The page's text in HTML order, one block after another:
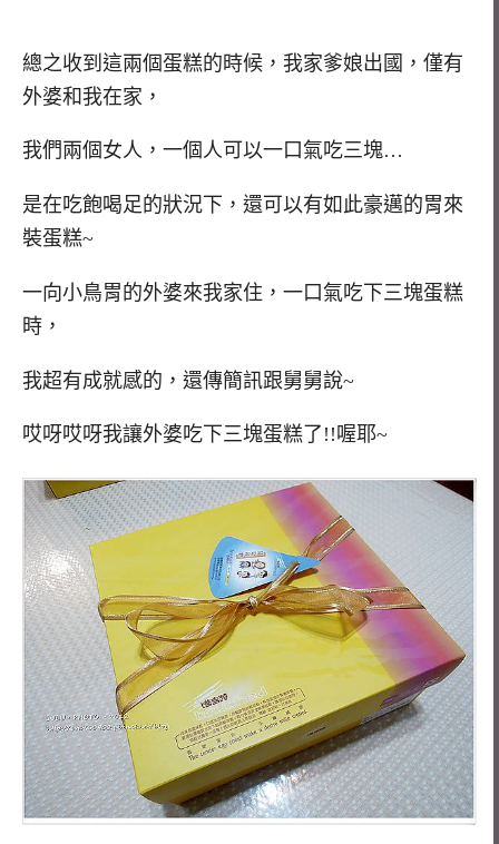
總之收到這兩個蛋糕的時候，我家爹娘出國，僅有
外婆和我在家，
我們兩個女人，一個人可以一口氣吃三塊…
是在吃飽喝足的狀況下，還可以有如此豪邁的胃來
裝蛋糕~
一向小鳥胃的外婆來我家住，一口氣吃下三塊蛋糕
時，
我超有成就感的，還傳簡訊跟舅舅說~
哎呀哎呀我讓外婆吃下三塊蛋糕了!!喔耶~